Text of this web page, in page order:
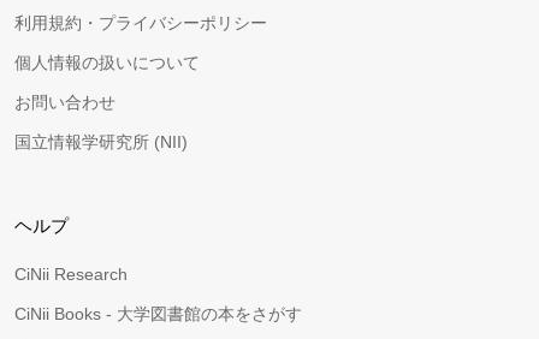
利用規約・プライバシーポリシー
個人情報の扱いについて
お問い合わせ
国立情報学研究所 (NII)
ヘルプ
CiNii Research
CiNii Books - 大学図書館の本をさがす